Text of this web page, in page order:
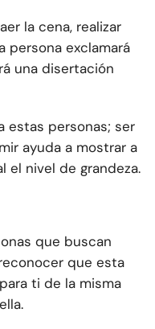
la cena, realizar
persona exclamará
una disertación
estas personas; ser
ayuda a mostrar a
el nivel de grandeza.
que buscan
que esta
ti de la misma